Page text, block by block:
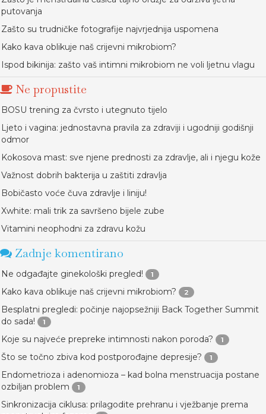
putovanja
Zašto su trudničke fotografije najvrjednija uspomena
Kako kava oblikuje naš crijevni mikrobiom?
Ispod bikinija: zašto vaš intimni mikrobiom ne voli ljetnu vlagu
Ne propustite
BOSU trening za čvrsto i utegnuto tijelo
Ljeto i vagina: jednostavna pravila za zdraviji i ugodniji godišnji
odmor
Kokosova mast: sve njene prednosti za zdravlje, ali i njegu kože
Važnost dobrih bakterija u zaštiti zdravlja
Bobičasto voće čuva zdravlje i liniju!
Xwhite: mali trik za savršeno bijele zube
Vitamini neophodni za zdravu kožu
Zadnje komentirano
Ne odgađajte ginekološki pregled! 1
Kako kava oblikuje naš crijevni mikrobiom? 2
Besplatni pregledi: počinje najopsežniji Back Together Summit
do sada!
1
Koje su najveće prepreke intimnosti nakon poroda? 1
Što se točno zbiva kod postporođajne depresije? 1
Endometrioza i adenomioza – kad bolna menstruacija postane
ozbiljan problem
1
Sinkronizacija ciklusa: prilagodite prehranu i vježbanje prema